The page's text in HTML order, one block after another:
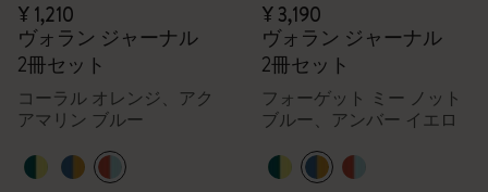
¥ 1,210
ヴォラン ジャーナル
2冊セット
コーラル オレンジ、アク
アマリン ブルー
¥ 3,190
ヴォラン ジャーナル
2冊セット
フォーゲット ミー ノット
ブルー、アンバー イエロ